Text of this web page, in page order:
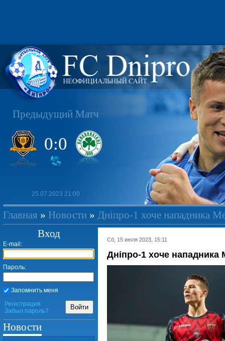
Предыдущий Матч
0:0
25.07.2023 21:00
Главная » Новости » Дніпро-1 хоче нападника
Сб, 15 июля 2023, 15:11
Дніпро-1 хоче нападника
Вход
E-mail:
Пароль:
Запомнить меня
Регистрация
Забыл пароль?
Войти
Новости